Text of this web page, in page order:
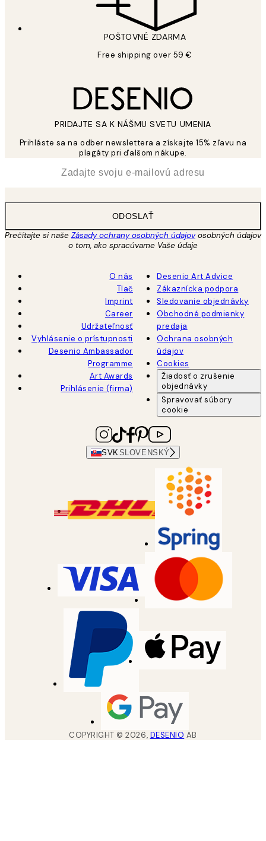
POŠTOVNÉ ZDARMA
Free shipping over 59 €
PRIDAJTE SA K NÁŠMU SVETU UMENIA
Prihláste sa na odber newslettera a získajte 15% zľavu na
plagáty pri ďalšom nákupe.
ODOSLAŤ
Prečítajte si naše Zásady ochrany osobných údajovosobných údajov
o tom, ako spracúvame Vaše údaje
O nás
Tlač
Imprint
Career
Udržateľnosť
Vyhlásenie o prístupnosti
Desenio Ambassador
Programme
Art Awards
Prihlásenie (firma)
Desenio Art Advice
Zákaznícka podpora
Sledovanie objednávky
Obchodné podmienky
predaja
Ochrana osobných
údajov
Cookies
Žiadosť o zrušenie
objednávky
Spravovať súbory
cookie
SVK SLOVENSKÝ
COPYRIGHT ©2026, DESENIO AB